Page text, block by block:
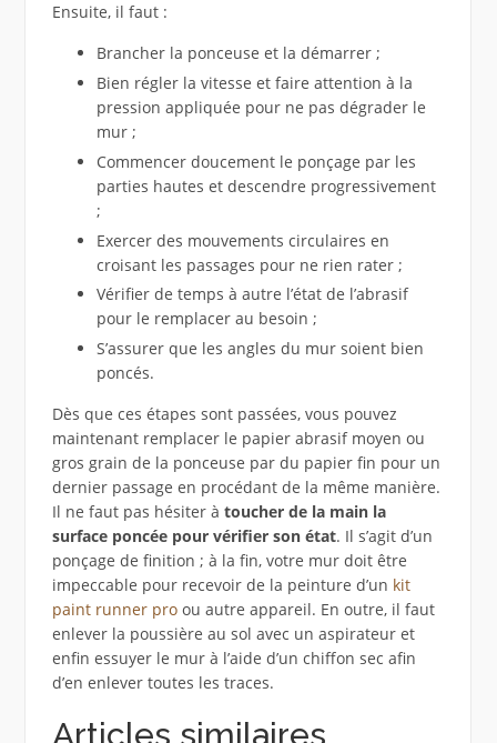
Ensuite, il faut :
Brancher la ponceuse et la démarrer ;
Bien régler la vitesse et faire attention à la
pression appliquée pour ne pas dégrader le
mur ;
Commencer doucement le ponçage par les
parties hautes et descendre progressivement
;
Exercer des mouvements circulaires en
croisant les passages pour ne rien rater ;
Vérifier de temps à autre l’état de l’abrasif
pour le remplacer au besoin ;
S’assurer que les angles du mur soient bien
poncés.
Dès que ces étapes sont passées, vous pouvez
maintenant remplacer le papier abrasif moyen ou
gros grain de la ponceuse par du papier fin pour un
dernier passage en procédant de la même manière.
Il ne faut pas hésiter à toucher de la main la
surface poncée pour vérifier son état. Il s’agit d’un
ponçage de finition ; à la fin, votre mur doit être
impeccable pour recevoir de la peinture d’un kit
paint runner proou autre appareil. En outre, il faut
enlever la poussière au sol avec un aspirateur et
enfin essuyer le mur à l’aide d’un chiffon sec afin
d’en enlever toutes les traces.
Articles similaires